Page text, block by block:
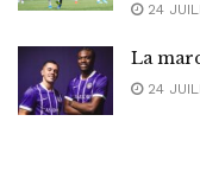
24
La
24